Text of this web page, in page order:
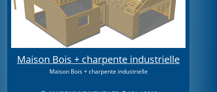
Maison Bois + charpente industrielle
Maison Bois + charpente industrielle